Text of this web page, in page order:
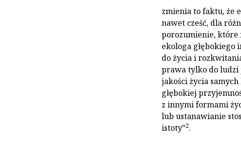
zmienia to faktu, że
nawet cześć, dla
porozumienie,
ekologa
do życia i
prawa tylko do ludzi
jakości życia
głębokiej
z innymi formami
lub ustanawianie
istoty”2.